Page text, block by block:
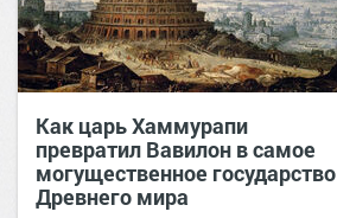
Как царь Хаммурапи
превратил Вавилон в самое
могущественное государство
Древнего мира